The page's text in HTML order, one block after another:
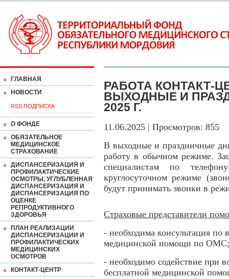
ГЛАВНАЯ
НОВОСТИ
RSS ПОДПИСКА
О ФОНДЕ
ОБЯЗАТЕЛЬНОЕ
МЕДИЦИНСКОЕ
СТРАХОВАНИЕ
ДИСПАНСЕРИЗАЦИЯ И
ПРОФИЛАКТИЧЕСКИЕ
ОСМОТРЫ, УГЛУБЛЕННАЯ
ДИСПАНСЕРИЗАЦИЯ И
ДИСПАНСЕРИЗАЦИЯ ПО
ОЦЕНКЕ
РЕПРОДУКТИВНОГО
ЗДОРОВЬЯ
ПЛАН РЕАЛИЗАЦИИ
ДИСПАНСЕРИЗАЦИИ И
ПРОФИЛАКТИЧЕСКИХ
МЕДИЦИНСКИХ
ОСМОТРОВ
КОНТАКТ-ЦЕНТР
РАБОТА КОНТАКТ-
ВЫХОДНЫЕ И
2025 Г.
11.06.2025 | Просмотров: 855
В выходные и праздничные
работу в обычном режиме.
специалистам по
круглосуточном режиме
будут принимать звонки в
Страховые представители
- необходима консультация по
медицинской помощи по ОМС;
- необходимо содействие при
бесплатной медицинской